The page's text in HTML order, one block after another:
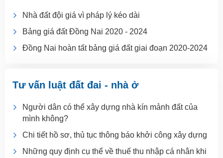
Nhà đất đội giá vì pháp lý kéo dài
Bảng giá đất Đồng Nai 2020 - 2024
Đồng Nai hoàn tất bảng giá đất giai đoạn 2020-2024
Tư vấn luật đất đai - nhà ở
Người dân có thể xây dựng nhà kín mảnh đất của
mình không?
Chi tiết hồ sơ, thủ tục thông báo khởi công xây dựng
Những quy định cụ thể về thuế thu nhập cá nhân khi